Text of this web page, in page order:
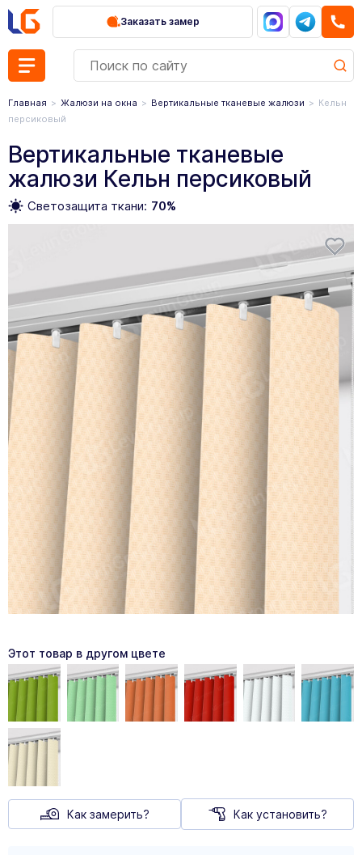
Заказать замер
Главная Жалюзи на окна Вертикальные тканевые жалюзи
Кельн
персиковый
Вертикальные тканевые
жалюзи Кельн персиковый
Светозащита ткани: 70%
Этот товар в другом цвете
Как замерить? Как установить?